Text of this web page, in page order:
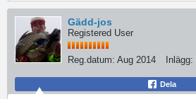
Gädd-jos
Registered User
Reg.datum: Aug 2014 Inlägg:
Dela